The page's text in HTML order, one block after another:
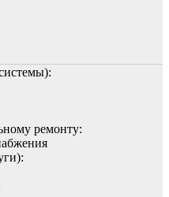
ремонту: